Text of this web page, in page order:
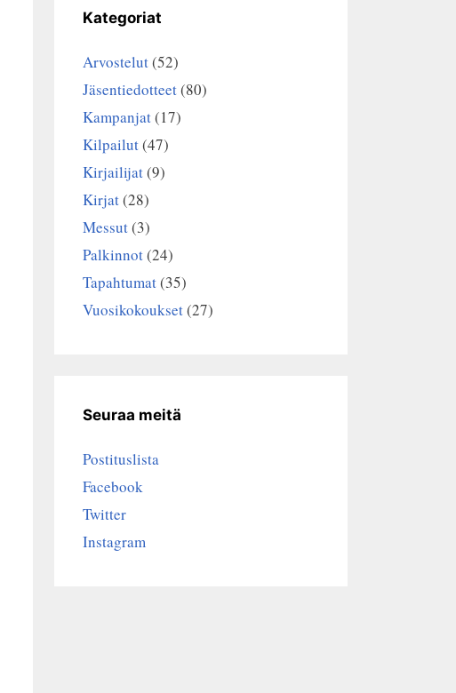
Kategoriat
Arvostelut(52)
Jäsentiedotteet(80)
Kampanjat(17)
Kilpailut(47)
Kirjailijat(9)
Kirjat(28)
Messut(3)
Palkinnot(24)
Tapahtumat(35)
Vuosikokoukset(27)
Seuraa meitä
Postituslista
Facebook
Twitter
Instagram